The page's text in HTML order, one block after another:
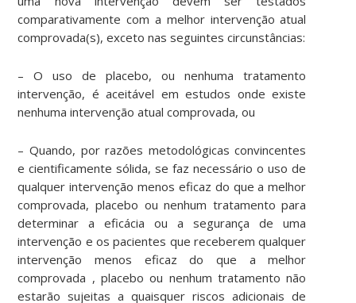
comparativamente com a melhor intervenção atual
comprovada(s), exceto nas seguintes circunstâncias:
– O uso de placebo, ou nenhuma tratamento
intervenção, é aceitável em estudos onde existe
nenhuma intervenção atual comprovada, ou
– Quando, por razões metodológicas convincentes
e cientificamente sólida, se faz necessário o uso de
qualquer intervenção menos eficaz do que a melhor
comprovada, placebo ou nenhum tratamento para
determinar a eficácia ou a segurança de uma
intervenção e os pacientes que receberem qualquer
intervenção menos eficaz do que a melhor
comprovada , placebo ou nenhum tratamento não
estarão sujeitas a quaisquer riscos adicionais de